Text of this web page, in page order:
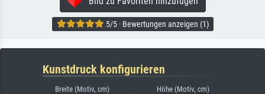
5/5 · Bewertungen anzeigen (1)
Kunstdruck konfigurieren
Breite (Motiv, cm) Höhe (Motiv, cm)